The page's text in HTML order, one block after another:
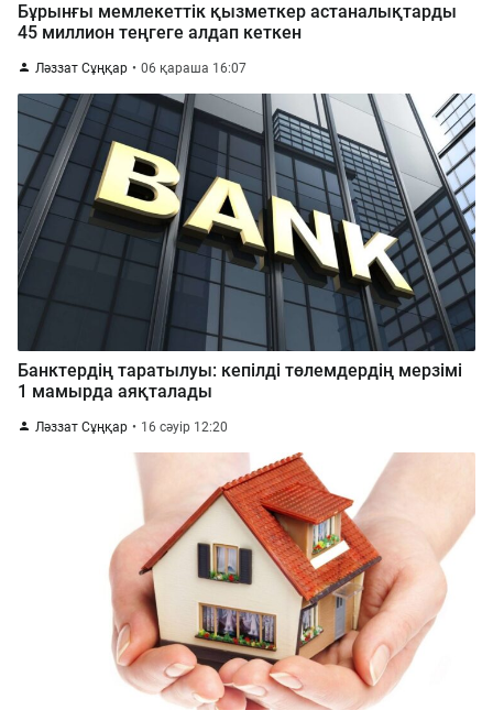
Бұрынғы мемлекеттік қызметкер астаналықтарды
45 миллион теңгеге алдап кеткен
Ләззат Сұңқар 06 қараша 16:07
Банктердің таратылуы: кепілді төлемдердің мерзімі
1 мамырда аяқталады
Ләззат Сұңқар 16 сәуір 12:20